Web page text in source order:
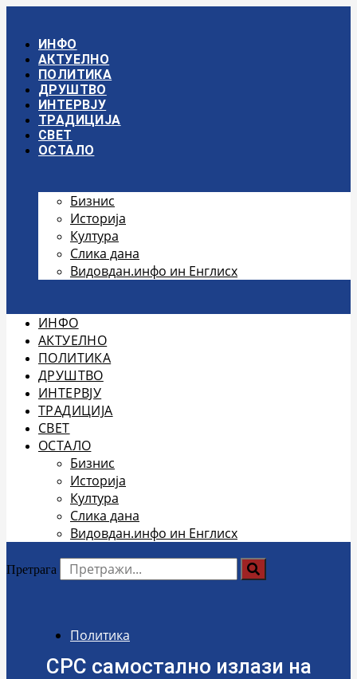
садржајИНФО
АКТУЕЛНО
ПОЛИТИКА
ДРУШТВО
ИНТЕРВЈУ
ТРАДИЦИЈА
СВЕТ
ОСТАЛО
Бизнис
Историја
Култура
Слика дана
Видовдан.инфо ин Енглисх
ИНФО
АКТУЕЛНО
ПОЛИТИКА
ДРУШТВО
ИНТЕРВЈУ
ТРАДИЦИЈА
СВЕТ
ОСТАЛО
Бизнис
Историја
Култура
Слика дана
Видовдан.инфо ин Енглисх
Претрага
Политика
СРС самостално излази на